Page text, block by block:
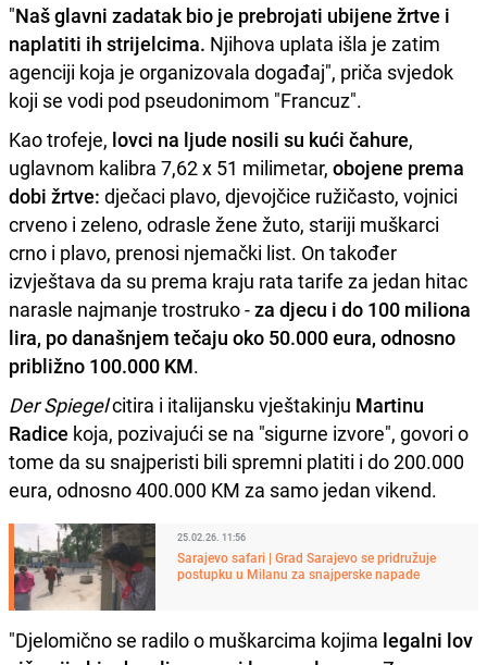
"Naš glavni zadatak bio je prebrojati ubijene žrtve i
naplatiti ih strijelcima. Njihova uplata išla je zatim
agenciji koja je organizovala događaj", priča svjedok
koji se vodi pod pseudonimom "Francuz".
Kao trofeje, lovci na ljude nosili su kući čahure,
uglavnom kalibra 7,62 x 51 milimetar, obojene prema
dobi žrtve: dječaci plavo, djevojčice ružičasto, vojnici
crveno i zeleno, odrasle žene žuto, stariji muškarci
crno i plavo, prenosi njemački list. On također
izvještava da su prema kraju rata tarife za jedan hitac
narasle najmanje trostruko -za djecu i do 100 miliona
lira, po današnjem tečaju oko 50.000 eura, odnosno
približno 100.000 KM.
Der Spiegelcitira i italijansku vještakinju Martinu
Radice koja, pozivajući se na "sigurne izvore", govori o
tome da su snajperisti bili spremni platiti i do 200.000
eura, odnosno 400.000 KM za samo jedan vikend.
25.02.26. 11:56
Sarajevo safari | Grad Sarajevo se pridružuje
postupku u Milanu za snajperske napade
"Djelomično se radilo o muškarcima kojima legalni lov